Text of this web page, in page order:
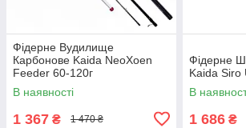
Фідерне Вудилище
Карбонове Kaida NeoXoen
Feeder 60-120г
В наявності
1 367 ₴ 1 470 ₴
Фідерне
Kaida Siro
В
1 686 ₴